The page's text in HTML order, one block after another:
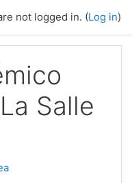
not logged in. (Log in)
Salle